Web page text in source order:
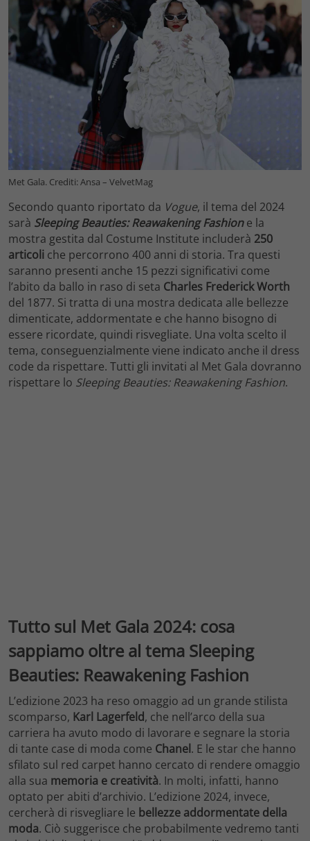
Met Gala. Crediti: Ansa – VelvetMag
Secondo quanto riportato da Vogue, il tema del 2024
sarà Sleeping Beauties: Reawakening Fashione la
mostra gestita dal Costume Institute includerà 250
articoli che percorrono 400 anni di storia. Tra questi
saranno presenti anche 15 pezzi significativi come
l’abito da ballo in raso di seta Charles Frederick Worth
del 1877. Si tratta di una mostra dedicata alle bellezze
dimenticate, addormentate e che hanno bisogno di
essere ricordate, quindi risvegliate. Una volta scelto il
tema, conseguenzialmente viene indicato anche il dress
code da rispettare. Tutti gli invitati al Met Gala dovranno
rispettare lo Sleeping Beauties: Reawakening Fashion.
Tutto sul Met Gala 2024: cosa
sappiamo oltre al tema Sleeping
Beauties: Reawakening Fashion
L’edizione 2023 ha reso omaggio ad un grande stilista
scomparso, Karl Lagerfeld, che nell’arco della sua
carriera ha avuto modo di lavorare e segnare la storia
di tante case di moda come Chanel. E le star che hanno
sfilato sul red carpet hanno cercato di rendere omaggio
alla sua memoria e creatività. In molti, infatti, hanno
optato per abiti d’archivio. L’edizione 2024, invece,
cercherà di risvegliare le bellezze addormentate della
moda. Ciò suggerisce che probabilmente vedremo tanti